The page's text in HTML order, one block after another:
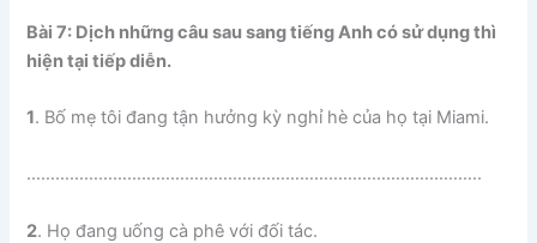
Bài 7: Dịch những câu sau sang tiếng Anh có sử dụng thì
hiện tại tiếp diễn.
1. Bố mẹ tôi đang tận hưởng kỳ nghỉ hè của họ tại Miami.
…………………………………………………………………………………..
2. Họ đang uống cà phê với đối tác.